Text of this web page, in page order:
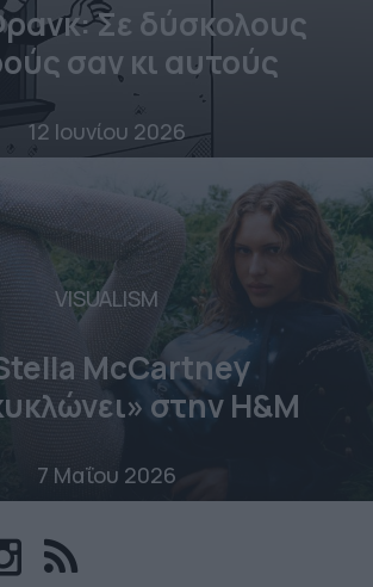
Σε δύσκολους
σαν κι αυτούς
12 Ιουνίου 2026
VISUALISM
McCartney
στην H&M
7 Μαΐου 2026